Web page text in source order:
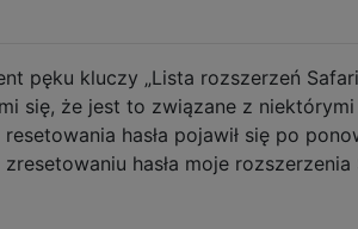
pęku kluczy „Lista rozszerzeń
się, że jest to związane z
hasła pojawił się po
hasła moje rozszerzenia